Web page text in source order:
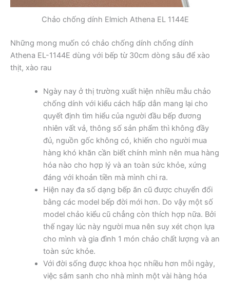
Chảo chống dính Elmich Athena EL 1144E
Những mong muốn có chảo chống dính chống dính
Athena EL-1144E dùng với bếp từ 30cm dòng sâu để xào
thịt, xào rau
Ngày nay ở thị trường xuất hiện nhiều mẫu chảo
chống dính với kiểu cách hấp dẫn mang lại cho
quyết định tìm hiểu của người đầu bếp đương
nhiên vất vả, thông số sản phẩm thì không đầy
đủ, nguồn gốc không có, khiến cho người mua
hàng khó khăn cần biết chính mình nên mua hàng
hóa nào cho hợp lý và an toàn sức khỏe, xứng
đáng với khoản tiền mà mình chi ra.
Hiện nay đa số dạng bếp ăn cũ được chuyển đổi
bằng các model bếp đời mới hơn. Do vậy một số
model chảo kiểu cũ chẳng còn thích hợp nữa. Bởi
thế ngay lúc này người mua nên suy xét chọn lựa
cho mình và gia đình 1 món chảo chất lượng và an
toàn sức khỏe.
Với đời sống được khoa học nhiều hơn mỗi ngày,
việc sắm sanh cho nhà mình một vài hàng hóa